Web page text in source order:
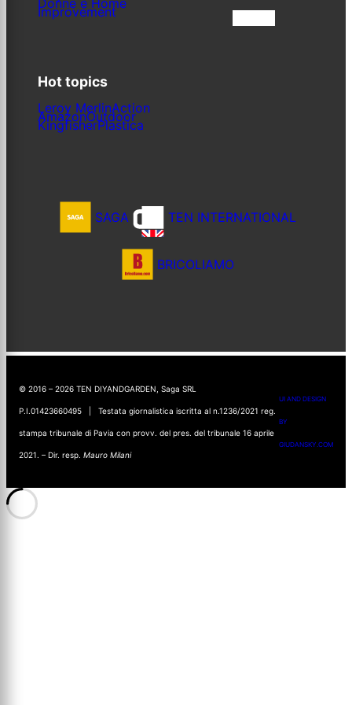
Donne e Home
Improvement
Hot topics
Leroy MerlinAction
AmazonOutdoor
KingfisherPlastica
SAGA TEN INTERNATIONAL
BRICOLIAMO
© 2016 – 2026 TEN DIYANDGARDEN, Saga SRL
P.I.01423660495 | Testata giornalistica iscritta al n.1236/2021 reg.
stampa tribunale di Pavia con provv. del pres. del tribunale 16 aprile
2021. – Dir. resp. Mauro Milani
UI AND DESIGN
BY
GIUDANSKY.COM